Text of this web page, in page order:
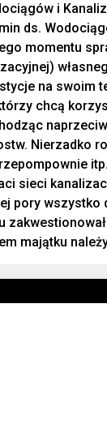
i
ds.
momentu
na swoim
chcą
Nierzadko
sieci
pory wszystko
majątku